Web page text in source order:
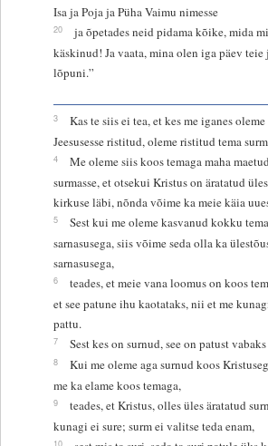
Isa ja Poja ja Püha Vaimu nimesse
20
ja õpetades neid pidama kõike, mida
käskinud! Ja vaata, mina olen iga päev teie
lõpuni.”
3
Kas te siis ei tea, et kes me iganes
Jeesusesse ristitud, oleme ristitud tema
4
Me oleme siis koos temaga maha
surmasse, et otsekui Kristus on äratatud
kirkuse läbi, nõnda võime ka meie käia
5
Sest kui me oleme kasvanud kokku
sarnasusega, siis võime seda olla ka
sarnasusega,
6
teades, et meie vana loomus on koos
et see patune ihu kaotataks, nii et me
pattu.
7 Sest kes on surnud, see on patust
8
Kui me oleme aga surnud koos
me ka elame koos temaga,
9
teades, et Kristus, olles üles äratatud
kunagi ei sure; surm ei valitse teda enam,
10